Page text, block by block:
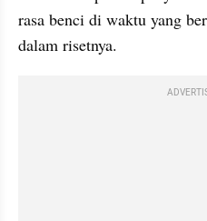
rasa benci di waktu yang
dalam risetnya.